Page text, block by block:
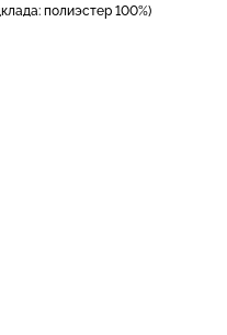
полиэстер 100%)